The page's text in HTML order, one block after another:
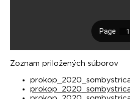
Zoznam priložených súborov